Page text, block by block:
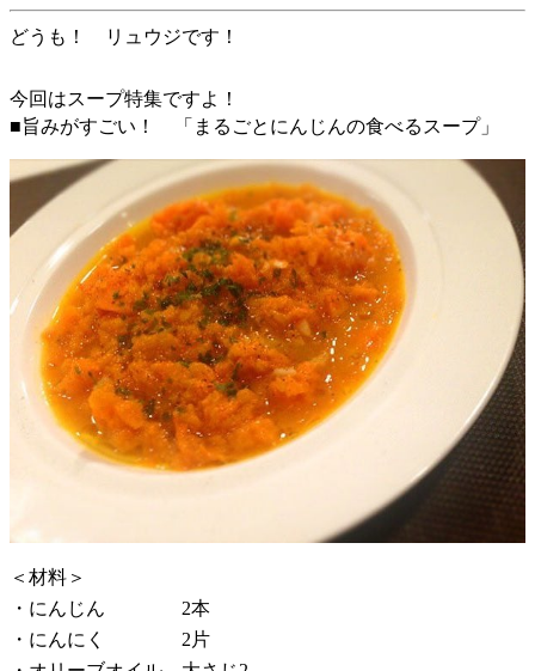
どうも！ リュウジです！
今回はスープ特集ですよ！
■旨みがすごい！ 「まるごとにんじんの食べるスープ」
＜材料＞
・にんじん 2本
・にんにく 2片